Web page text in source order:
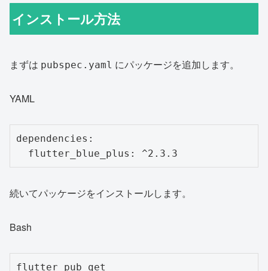
インストール方法
まずは pubspec.yaml にパッケージを追加します。
YAML
dependencies:
続いてパッケージをインストールします。
Bash